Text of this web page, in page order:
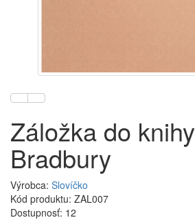
Záložka do knihy
Bradbury
Výrobca: Slovíčko
Kód produktu: ZAL007
Dostupnosť: 12